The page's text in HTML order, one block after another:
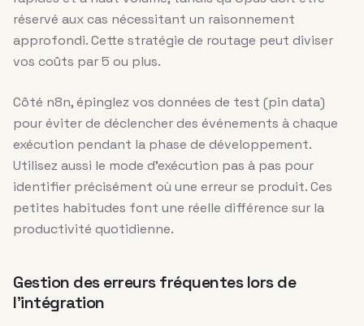
réservé aux cas nécessitant un raisonnement
approfondi. Cette stratégie de routage peut diviser
vos coûts par 5 ou plus.
Côté n8n, épinglez vos données de test (pin data)
pour éviter de déclencher des événements à chaque
exécution pendant la phase de développement.
Utilisez aussi le mode d’exécution pas à pas pour
identifier précisément où une erreur se produit. Ces
petites habitudes font une réelle différence sur la
productivité quotidienne.
Gestion des erreurs fréquentes lors de
l’intégration